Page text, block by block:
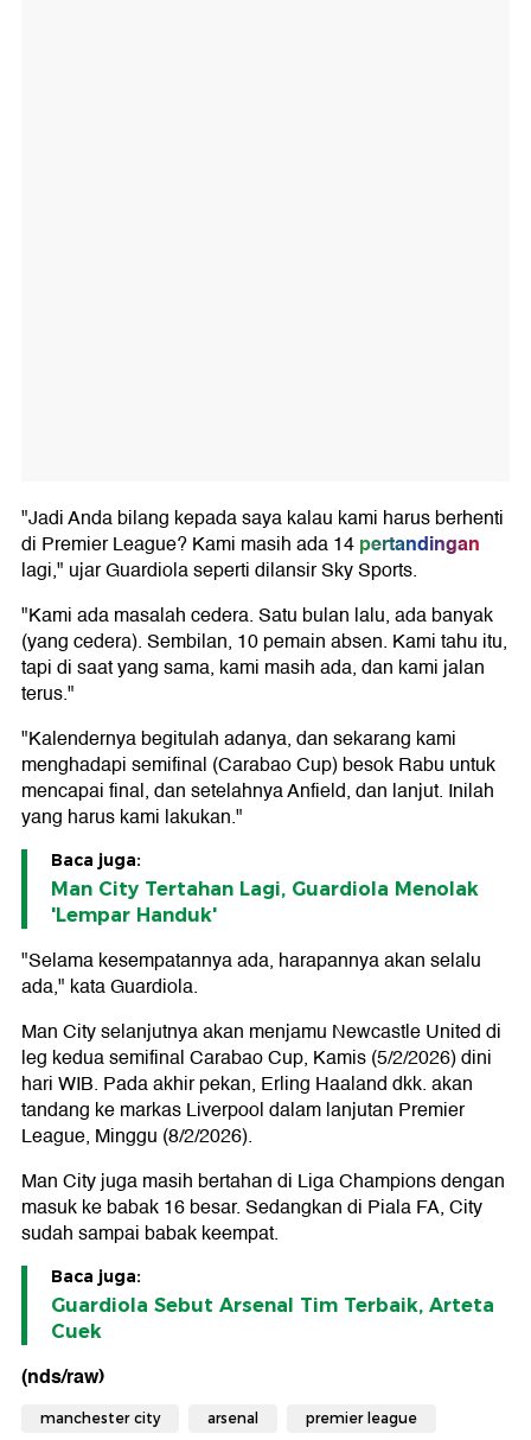
"Jadi Anda bilang kepada saya kalau kami harus berhenti
di Premier League? Kami masih ada 14pertandingan
lagi," ujar Guardiola seperti dilansir Sky Sports.
"Kami ada masalah cedera. Satu bulan lalu, ada banyak
(yang cedera). Sembilan, 10 pemain absen. Kami tahu itu,
tapi di saat yang sama, kami masih ada, dan kami jalan
terus."
"Kalendernya begitulah adanya, dan sekarang kami
menghadapi semifinal (Carabao Cup) besok Rabu untuk
mencapai final, dan setelahnya Anfield, dan lanjut. Inilah
yang harus kami lakukan."
Baca juga:
Man City Tertahan Lagi, Guardiola Menolak
'Lempar Handuk'
"Selama kesempatannya ada, harapannya akan selalu
ada," kata Guardiola.
Man City selanjutnya akan menjamu Newcastle United di
leg kedua semifinal Carabao Cup, Kamis (5/2/2026) dini
hari WIB. Pada akhir pekan, Erling Haaland dkk. akan
tandang ke markas Liverpool dalam lanjutan Premier
League, Minggu (8/2/2026).
Man City juga masih bertahan di Liga Champions dengan
masuk ke babak 16 besar. Sedangkan di Piala FA, City
sudah sampai babak keempat.
Baca juga:
Guardiola Sebut Arsenal Tim Terbaik, Arteta
Cuek
(nds/raw)
manchester city arsenal premier league